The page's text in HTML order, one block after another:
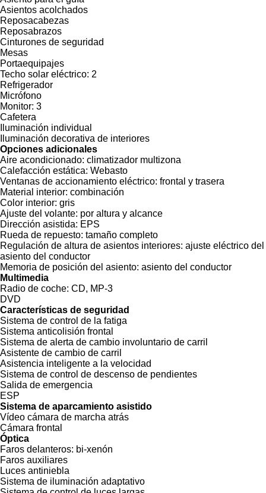
Asientos acolchados
Reposacabezas
Reposabrazos
Cinturones de seguridad
Mesas
Portaequipajes
Techo solar eléctrico: 2
Refrigerador
Micrófono
Monitor: 3
Cafetera
Iluminación individual
Iluminación decorativa de interiores
Opciones adicionales
Aire acondicionado: climatizador multizona
Calefacción estática: Webasto
Ventanas de accionamiento eléctrico: frontal y trasera
Material interior: combinación
Color interior: gris
Ajuste del volante: por altura y alcance
Dirección asistida: EPS
Rueda de repuesto: tamaño completo
Regulación de altura de asientos interiores: ajuste eléctrico del
asiento del conductor
Memoria de posición del asiento: asiento del conductor
Multimedia
Radio de coche: CD, MP-3
DVD
Características de seguridad
Sistema de control de la fatiga
Sistema anticolisión frontal
Sistema de alerta de cambio involuntario de carril
Asistente de cambio de carril
Asistencia inteligente a la velocidad
Sistema de control de descenso de pendientes
Salida de emergencia
ESP
Sistema de aparcamiento asistido
Vídeo cámara de marcha atrás
Cámara frontal
Óptica
Faros delanteros: bi-xenón
Faros auxiliares
Luces antiniebla
Sistema de iluminación adaptativo